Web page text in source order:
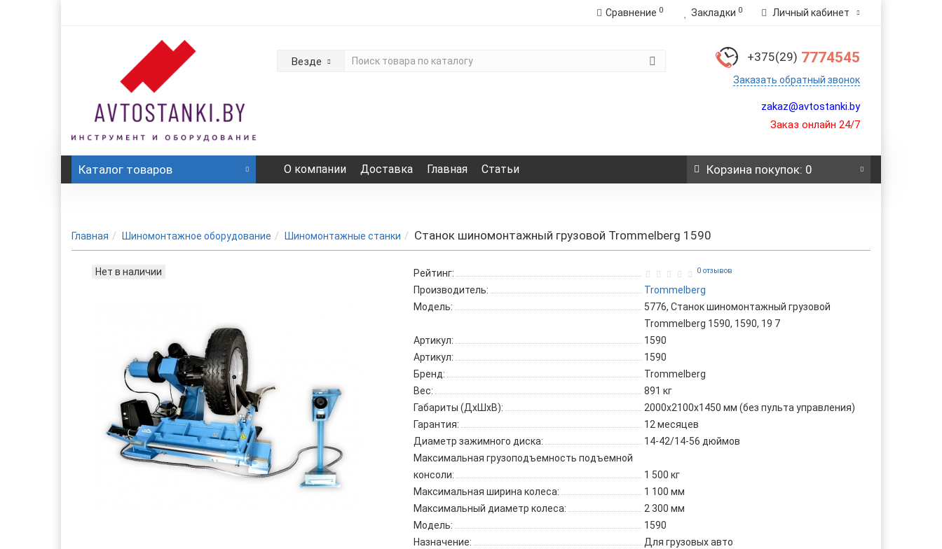
Сравнение 0 Закладки 0 Личный кабинет
Везде +375(29) 7774545
Заказать обратный звонок
zakaz@avtostanki.by
Заказ онлайн 24/7
Каталог товаров О компании Доставка Главная Статьи Корзинапокупок: 0
Главная Шиномонтажное оборудование Шиномонтажные станки Станок шиномонтажный грузовой Trommelberg 1590
Нет в наличии Рейтинг: 0 отзывов
Производитель:
Trommelberg
Модель:
5776, Станок шиномонтажный грузовой
Trommelberg 1590, 1590, 19 7
Артикул:
1590
Артикул:
1590
Бренд:
Trommelberg
Вес:
891 кг
Габариты (ДхШхВ):
2000х2100х1450 мм (без пульта управления)
Гарантия:
12 месяцев
Диаметр зажимного диска:
14-42/14-56 дюймов
Максимальная грузоподъемность подъемной
консоли:
1 500 кг
Максимальная ширина колеса:
1 100 мм
Максимальный диаметр колеса:
2 300 мм
Модель:
1590
Назначение:
Для грузовых авто